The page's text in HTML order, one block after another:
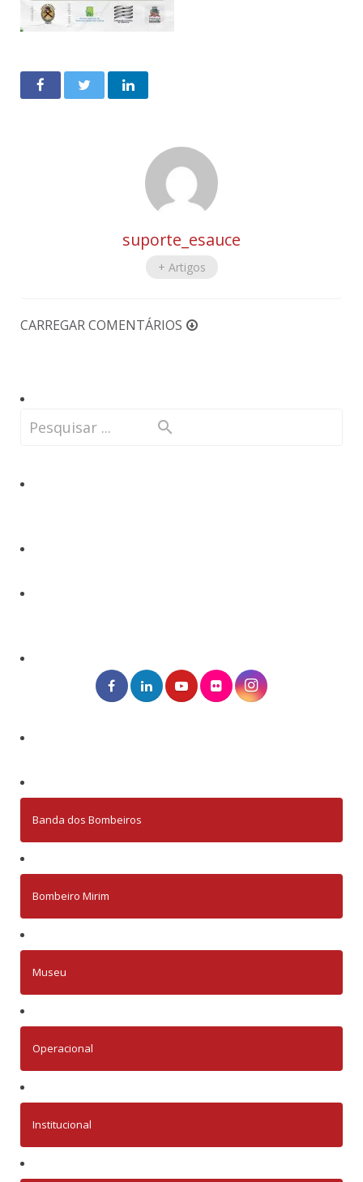
suporte_esauce
+ Artigos
CARREGAR COMENTÁRIOS
Banda dos Bombeiros
Bombeiro Mirim
Museu
Operacional
Institucional